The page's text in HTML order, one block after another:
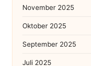
November 2025
Oktober 2025
September 2025
Juli 2025